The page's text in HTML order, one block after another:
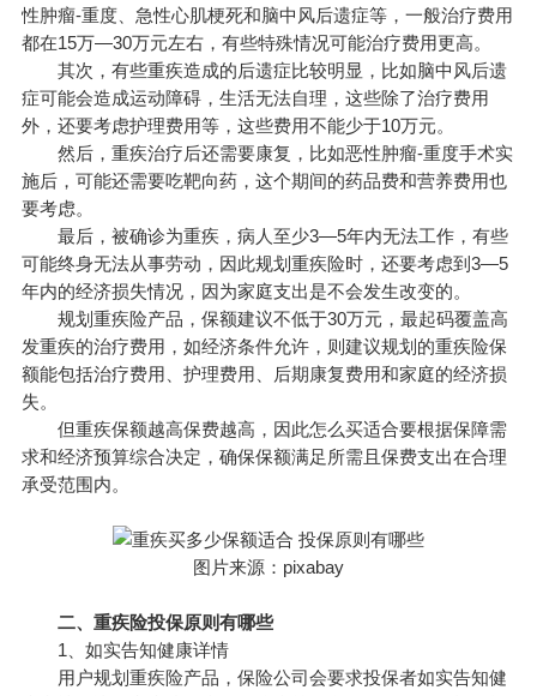
性肿瘤-重度、急性心肌梗死和脑中风后遗症等，一般治疗费用
都在15万—30万元左右，有些特殊情况可能治疗费用更高。
其次，有些重疾造成的后遗症比较明显，比如脑中风后遗
症可能会造成运动障碍，生活无法自理，这些除了治疗费用
外，还要考虑护理费用等，这些费用不能少于10万元。
然后，重疾治疗后还需要康复，比如恶性肿瘤-重度手术实
施后，可能还需要吃靶向药，这个期间的药品费和营养费用也
要考虑。
最后，被确诊为重疾，病人至少3—5年内无法工作，有些
可能终身无法从事劳动，因此规划重疾险时，还要考虑到3—5
年内的经济损失情况，因为家庭支出是不会发生改变的。
规划重疾险产品，保额建议不低于30万元，最起码覆盖高
发重疾的治疗费用，如经济条件允许，则建议规划的重疾险保
额能包括治疗费用、护理费用、后期康复费用和家庭的经济损
失。
但重疾保额越高保费越高，因此怎么买适合要根据保障需
求和经济预算综合决定，确保保额满足所需且保费支出在合理
承受范围内。
图片来源：pixabay
二、重疾险投保原则有哪些
1、如实告知健康详情
用户规划重疾险产品， 保险公司会要求投保者如实告知健